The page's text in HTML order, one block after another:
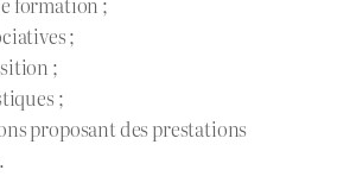
;
;
;
proposant des prestations